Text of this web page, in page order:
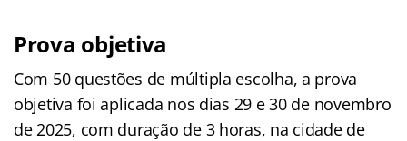
Prova objetiva
Com 50 questões de múltipla escolha, a prova
objetiva foi aplicada nos dias 29 e 30 de novembro
de 2025, com duração de 3 horas, na cidade de